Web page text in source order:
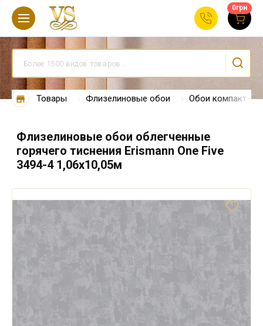
0грн
Товары Флизелиновые обои Обои компакт-
Флизелиновые обои облегченные
горячего тиснения Erismann One Five
3494-4 1,06x10,05м